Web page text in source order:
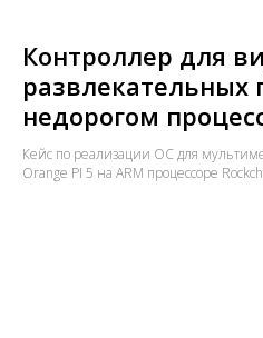
Контроллер для
недорогом
Кейс по реализации ОС для
Orange PI 5 на ARM процессоре